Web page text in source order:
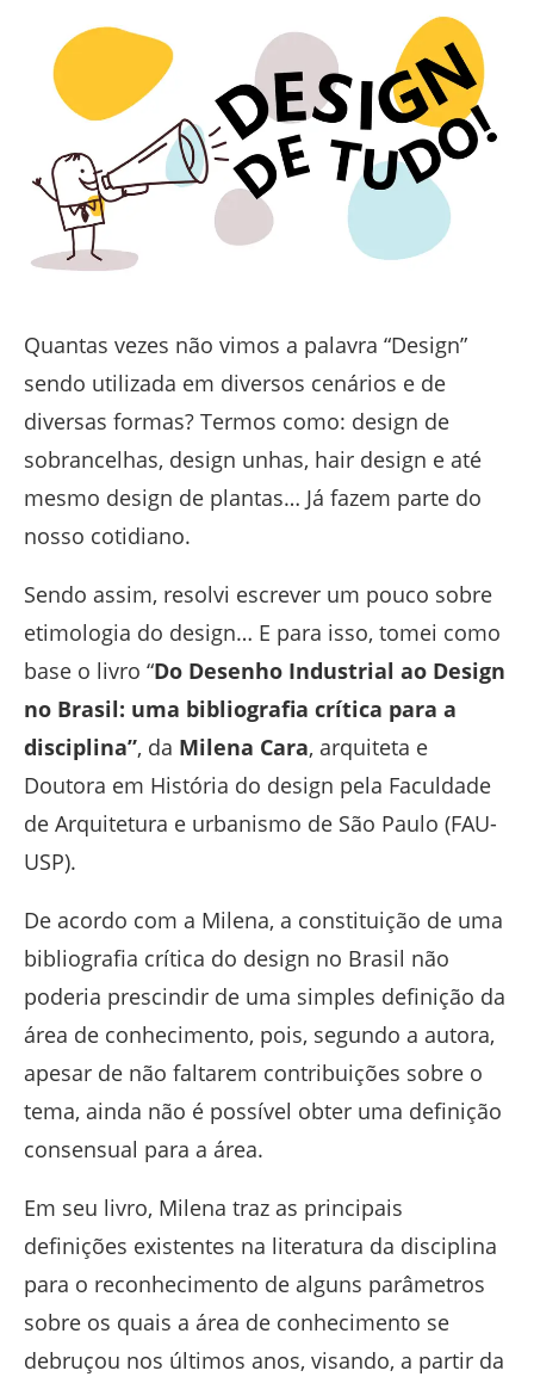
Quantas vezes não vimos a palavra “Design”
sendo utilizada em diversos cenários e de
diversas formas? Termos como: design de
sobrancelhas, design unhas, hair design e até
mesmo design de plantas… Já fazem parte do
nosso cotidiano.
Sendo assim, resolvi escrever um pouco sobre
etimologia do design… E para isso, tomei como
base o livro “Do Desenho Industrial ao Design
no Brasil: uma bibliografia crítica para a
disciplina”, da Milena Cara, arquiteta e
Doutora em História do design pela Faculdade
de Arquitetura e urbanismo de São Paulo (FAU-
USP).
De acordo com a Milena, a constituição de uma
bibliografia crítica do design no Brasil não
poderia prescindir de uma simples definição da
área de conhecimento, pois, segundo a autora,
apesar de não faltarem contribuições sobre o
tema, ainda não é possível obter uma definição
consensual para a área.
Em seu livro, Milena traz as principais
definições existentes na literatura da disciplina
para o reconhecimento de alguns parâmetros
sobre os quais a área de conhecimento se
debruçou nos últimos anos, visando, a partir da